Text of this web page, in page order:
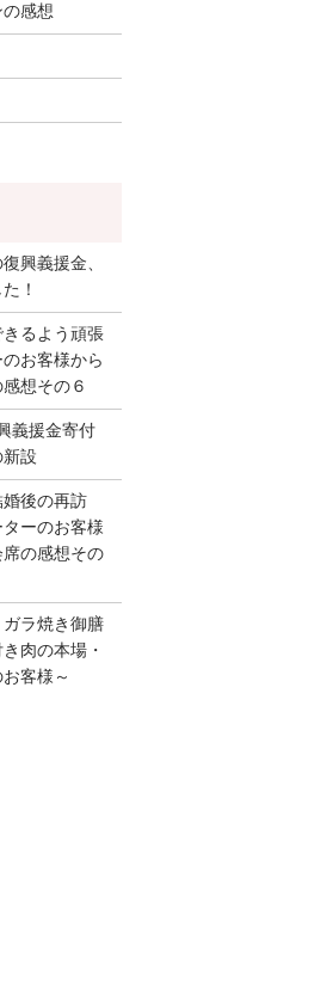
感想
興義援金、
！
きるよう頑張
お客様から
想その６
義援金寄付
設
婚後の再訪
ーのお客様
の感想その
ラ焼き御膳
肉の本場・
客様～